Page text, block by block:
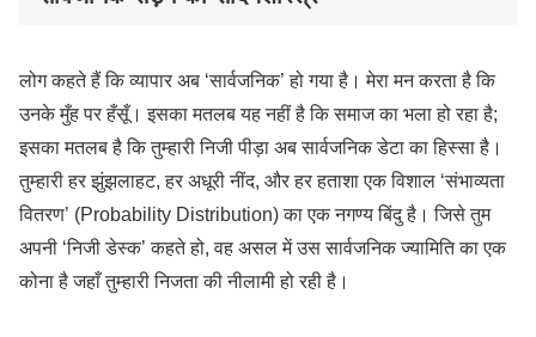
लोग कहते हैं कि व्यापार अब ‘सार्वजनिक’ हो गया है। मेरा मन करता है कि
उनके मुँह पर हँसूँ। इसका मतलब यह नहीं है कि समाज का भला हो रहा है;
इसका मतलब है कि तुम्हारी निजी पीड़ा अब सार्वजनिक डेटा का हिस्सा है।
तुम्हारी हर झुंझलाहट, हर अधूरी नींद, और हर हताशा एक विशाल ‘संभाव्यता
वितरण’ (Probability Distribution) का एक नगण्य बिंदु है। जिसे तुम
अपनी ‘निजी डेस्क’ कहते हो, वह असल में उस सार्वजनिक ज्यामिति का एक
कोना है जहाँ तुम्हारी निजता की नीलामी हो रही है।